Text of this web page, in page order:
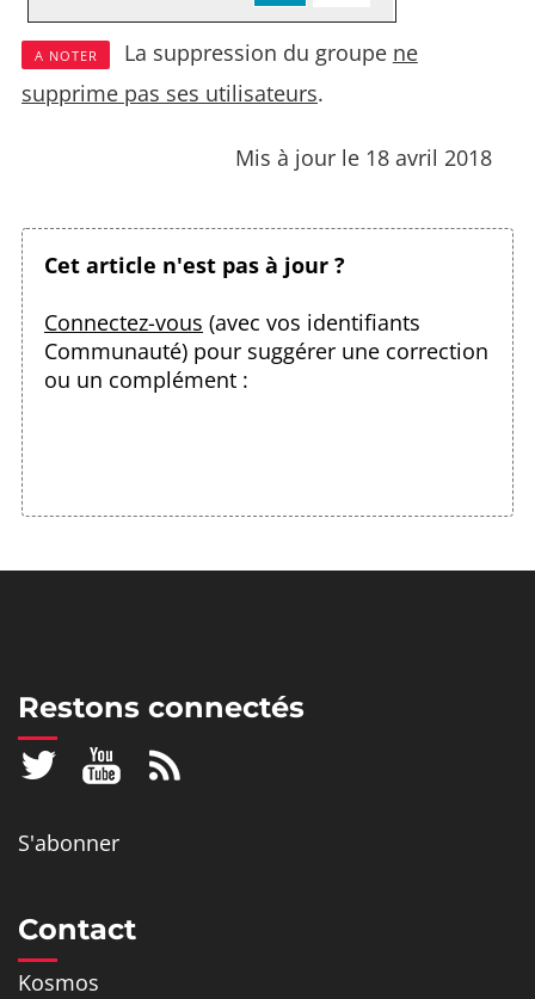
A NOTER La suppression du groupe ne
supprime pas ses utilisateurs.
Mis à jour le 18 avril 2018
Cet article n'est pas à jour ?
Connectez-vous (avec vos identifiants
Communauté) pour suggérer une correction
ou un complément :
Restons connectés
S'abonner
Contact
Kosmos